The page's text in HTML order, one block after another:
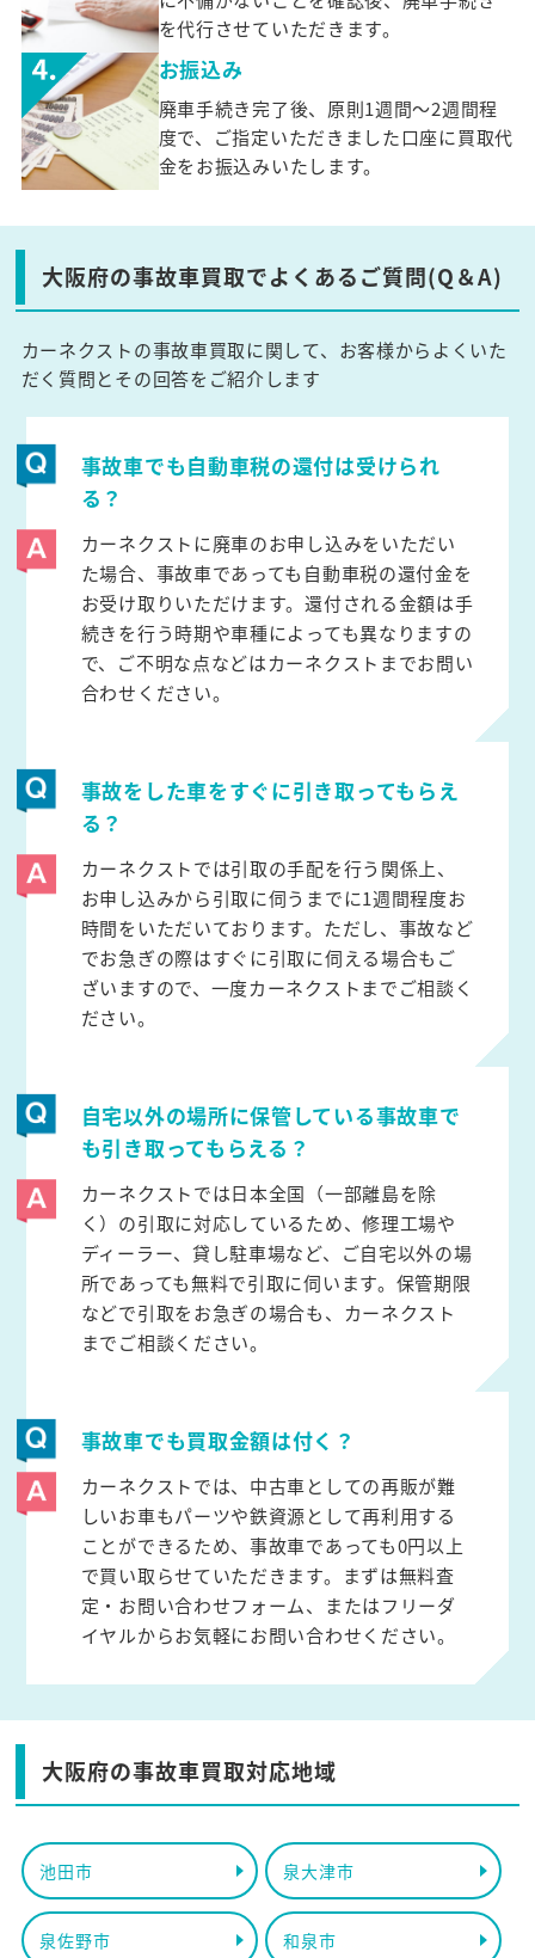
を代行させていただきます。
お振込み
廃車手続き完了後、原則1週間～2週間程
度で、ご指定いただきました口座に買取代
金をお振込みいたします。
大阪府の事故車買取でよくあるご質問(Q＆A)
カーネクストの事故車買取に関して、お客様からよくいた
だく質問とその回答をご紹介します
事故車でも自動車税の還付は受けられ
る？
カーネクストに廃車のお申し込みをいただい
た場合、事故車であっても自動車税の還付金を
お受け取りいただけます。還付される金額は手
続きを行う時期や車種によっても異なりますの
で、ご不明な点などはカーネクストまでお問い
合わせください。
事故をした車をすぐに引き取ってもらえ
る？
カーネクストでは引取の手配を行う関係上、
お申し込みから引取に伺うまでに1週間程度お
時間をいただいております。ただし、事故など
でお急ぎの際はすぐに引取に伺える場合もご
ざいますので、一度カーネクストまでご相談く
ださい。
自宅以外の場所に保管している事故車で
も引き取ってもらえる？
カーネクストでは日本全国（一部離島を除
く）の引取に対応しているため、修理工場や
ディーラー、貸し駐車場など、ご自宅以外の場
所であっても無料で引取に伺います。保管期限
などで引取をお急ぎの場合も、カーネクスト
までご相談ください。
事故車でも買取金額は付く？
カーネクストでは、中古車としての再販が難
しいお車もパーツや鉄資源として再利用する
ことができるため、事故車であっても0円以上
で買い取らせていただきます。まずは無料査
定・お問い合わせフォーム、またはフリーダ
イヤルからお気軽にお問い合わせください。
大阪府の事故車買取対応地域
池田市 泉大津市
泉佐野市 和泉市